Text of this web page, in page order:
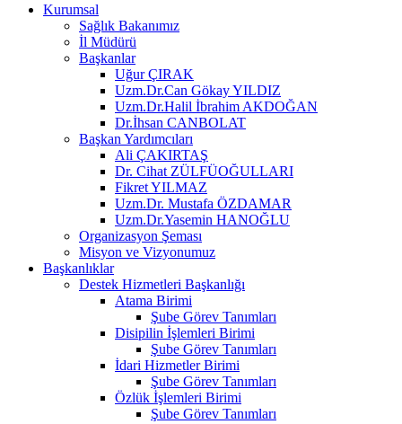
Kurumsal
Sağlık Bakanımız
İl Müdürü
Başkanlar
Uğur ÇIRAK
Uzm.Dr.Can Gökay YILDIZ
Uzm.Dr.Halil İbrahim AKDOĞAN
Dr.İhsan CANBOLAT
Başkan Yardımcıları
Ali ÇAKIRTAŞ
Dr. Cihat ZÜLFÜOĞULLARI
Fikret YILMAZ
Uzm.Dr. Mustafa ÖZDAMAR
Uzm.Dr.Yasemin HANOĞLU
Organizasyon Şeması
Misyon ve Vizyonumuz
Başkanlıklar
Destek Hizmetleri Başkanlığı
Atama Birimi
Şube Görev Tanımları
Disipilin İşlemleri Birimi
Şube Görev Tanımları
İdari Hizmetler Birimi
Şube Görev Tanımları
Özlük İşlemleri Birimi
Şube Görev Tanımları